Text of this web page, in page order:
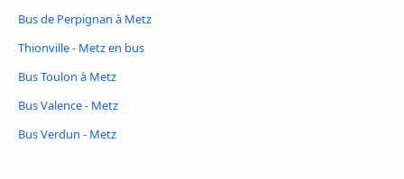
Bus de Perpignan à Metz
Thionville - Metz en bus
Bus Toulon à Metz
Bus Valence - Metz
Bus Verdun - Metz